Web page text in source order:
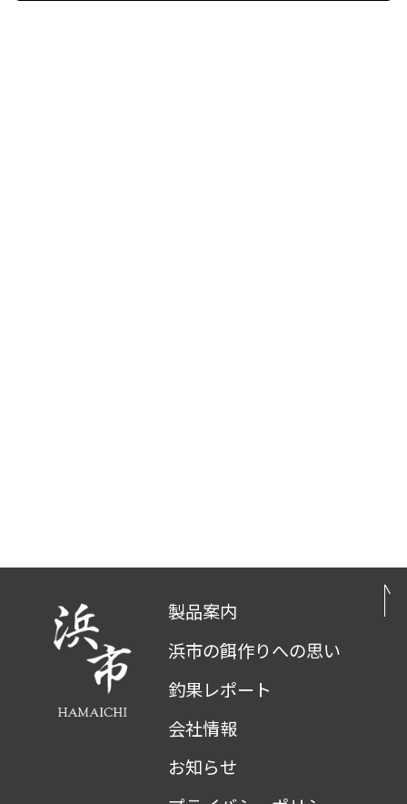
製品案内
浜市の餌作りへの思い
釣果レポート
会社情報
お知らせ